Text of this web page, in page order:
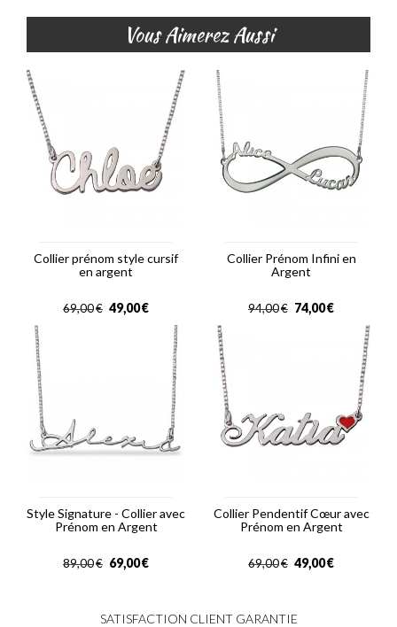
Vous Aimerez Aussi
Collier prénom style cursif
en argent
€
69,00 €
49,00
Collier Prénom Infini en
Argent
€
94,00 €
74,00
Style Signature - Collier avec
Prénom en Argent
€
89,00 €
69,00
Collier Pendentif Cœur avec
Prénom en Argent
€
69,00 €
49,00
SATISFACTION CLIENT GARANTIE